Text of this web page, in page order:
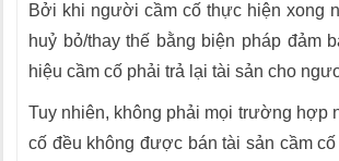
Bởi khi người cầm cố thực hiện xong
huỷ bỏ/thay thế bằng biện pháp đảm
hiệu cầm cố phải trả lại tài sản cho
Tuy nhiên, không phải mọi trường hợp
cố đều không được bán tài sản cầm